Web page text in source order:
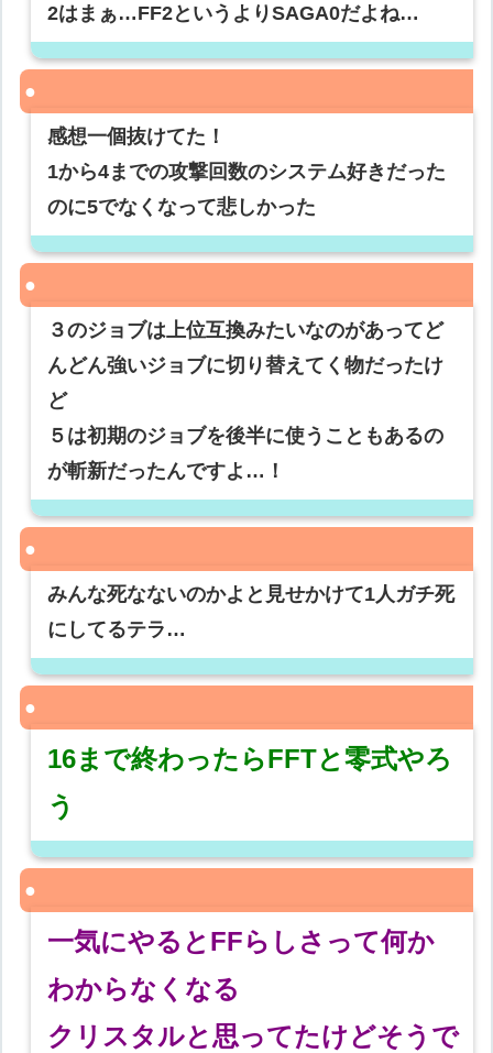
2はまぁ…FF2というよりSAGA0だよね…
感想一個抜けてた！
1から4までの攻撃回数のシステム好きだった
のに5でなくなって悲しかった
３のジョブは上位互換みたいなのがあってど
んどん強いジョブに切り替えてく物だったけ
ど
５は初期のジョブを後半に使うこともあるの
が斬新だったんですよ…！
みんな死なないのかよと見せかけて1人ガチ死
にしてるテラ…
16まで終わったらFFTと零式やろ
う
一気にやるとFFらしさって何か
わからなくなる
クリスタルと思ってたけどそうで